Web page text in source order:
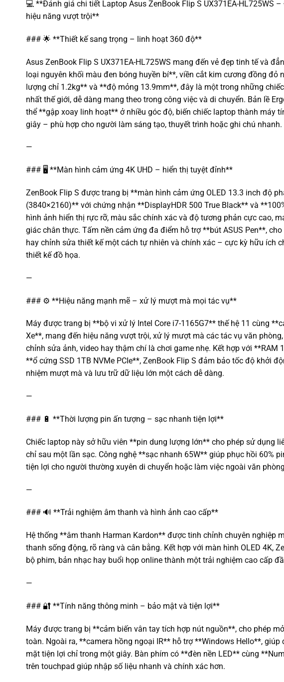
💻 **Đánh giá chi tiết Laptop Asus ZenBook Flip S UX371EA-HL725WS
hiệu năng vượt trội**
### 🌟 **Thiết kế sang trọng – linh hoạt 360 độ**
Asus ZenBook Flip S UX371EA-HL725WS mang đến vẻ đẹp tinh tế và
loại nguyên khối màu đen bóng huyền bí**, viền cắt kim cương đồng đỏ
lượng chỉ 1.2kg** và **độ mỏng 13.9mm**, đây là một trong những
nhất thế giới, dễ dàng mang theo trong công việc và di chuyển. Bản lề
thể **gập xoay linh hoạt** ở nhiều góc độ, biến chiếc laptop thành máy
giây – phù hợp cho người làm sáng tạo, thuyết trình hoặc ghi chú nhanh.
—
### 🖥️ **Màn hình cảm ứng 4K UHD – hiển thị tuyệt đỉnh**
ZenBook Flip S được trang bị **màn hình cảm ứng OLED 13.3 inch độ
(3840×2160)** với chứng nhận **DisplayHDR 500 True Black** và
hình ảnh hiển thị rực rỡ, màu sắc chính xác và độ tương phản cực cao,
giác chân thực. Tấm nền cảm ứng đa điểm hỗ trợ **bút ASUS Pen**, cho
hay chỉnh sửa thiết kế một cách tự nhiên và chính xác – cực kỳ hữu ích
thiết kế đồ họa.
—
### ⚙️ **Hiệu năng mạnh mẽ – xử lý mượt mà mọi tác vụ**
Máy được trang bị **bộ vi xử lý Intel Core i7-1165G7** thế hệ 11 cùng
Xe**, mang đến hiệu năng vượt trội, xử lý mượt mà các tác vụ văn
chỉnh sửa ảnh, video hay thậm chí là chơi game nhẹ. Kết hợp với **RAM
**ổ cứng SSD 1TB NVMe PCIe**, ZenBook Flip S đảm bảo tốc độ khởi
nhiệm mượt mà và lưu trữ dữ liệu lớn một cách dễ dàng.
—
### 🔋 **Thời lượng pin ấn tượng – sạc nhanh tiện lợi**
Chiếc laptop này sở hữu viên **pin dung lượng lớn** cho phép sử dụng
chỉ sau một lần sạc. Công nghệ **sạc nhanh 65W** giúp phục hồi 60%
tiện lợi cho người thường xuyên di chuyển hoặc làm việc ngoài văn
—
### 🔊 **Trải nghiệm âm thanh và hình ảnh cao cấp**
Hệ thống **âm thanh Harman Kardon** được tinh chỉnh chuyên nghiệp
thanh sống động, rõ ràng và cân bằng. Kết hợp với màn hình OLED 4K,
bộ phim, bản nhạc hay buổi họp online thành một trải nghiệm cao cấp
—
### 🔐 **Tính năng thông minh – bảo mật và tiện lợi**
Máy được trang bị **cảm biến vân tay tích hợp nút nguồn**, cho phép
toàn. Ngoài ra, **camera hồng ngoại IR** hỗ trợ **Windows Hello**, giúp
mặt tiện lợi chỉ trong một giây. Bàn phím có **đèn nền LED** cùng
trên touchpad giúp nhập số liệu nhanh và chính xác hơn.